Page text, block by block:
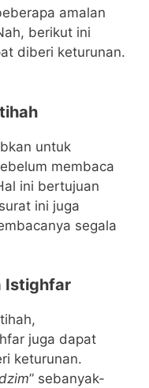
amalan
berikut ini
diberi keturunan.
untuk
membaca
ini bertujuan
ini juga
segala
Istighfar
juga dapat
keturunan.
” sebanyak-